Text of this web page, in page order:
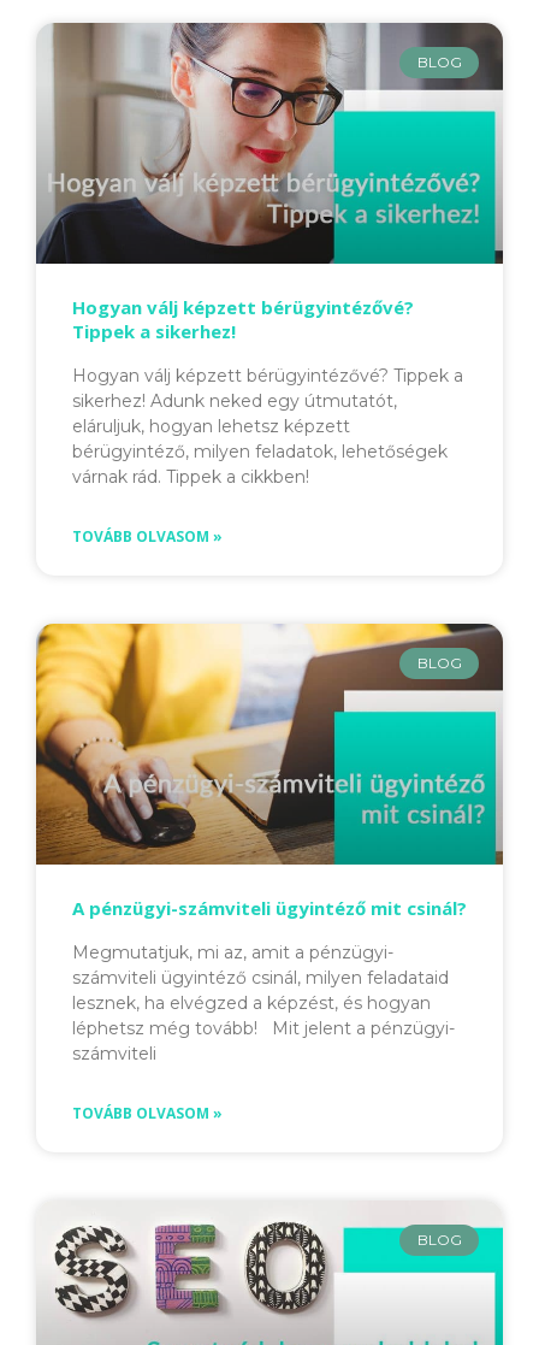
BLOG
Hogyan válj képzett bérügyintézővé?
Tippek a sikerhez!
Hogyan válj képzett bérügyintézővé? Tippek a
sikerhez! Adunk neked egy útmutatót,
eláruljuk, hogyan lehetsz képzett
bérügyintéző, milyen feladatok, lehetőségek
várnak rád. Tippek a cikkben!
TOVÁBB OLVASOM »
BLOG
A pénzügyi-számviteli ügyintéző mit csinál?
Megmutatjuk, mi az, amit a pénzügyi-
számviteli ügyintéző csinál, milyen feladataid
lesznek, ha elvégzed a képzést, és hogyan
léphetsz még tovább! Mit jelent a pénzügyi-
számviteli
TOVÁBB OLVASOM »
BLOG